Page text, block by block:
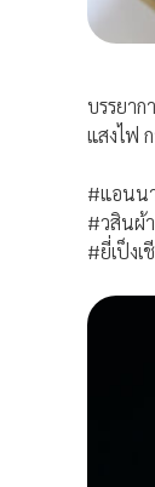
บรรยา
แสงไฟ
#แอนน
#วสินผ้
#ยี่เป็งเ